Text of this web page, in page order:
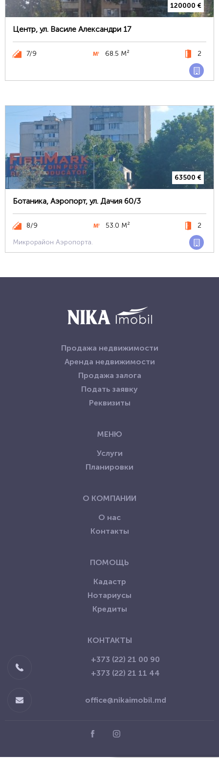
120000 €
Центр, ул. Василе Александри 17
7/9 68.5 М² 2
63500 €
Ботаника, Аэропорт, ул. Дачия 60/3
8/9 53.0 М²
2
Микрорайон Аэропорта.
Продажа недвижимости
Аренда недвижимости
Продажа залога
Подать заявку
Реквизиты
МЕНЮ
Услуги
Планировки
О КОМПАНИИ
О нас
Контакты
ПОМОЩЬ
Кадастр
Нотариусы
Кредиты
КОНТАКТЫ
+373 (22) 21 00 90
+373 (22) 21 11 44
office@nikaimobil.md